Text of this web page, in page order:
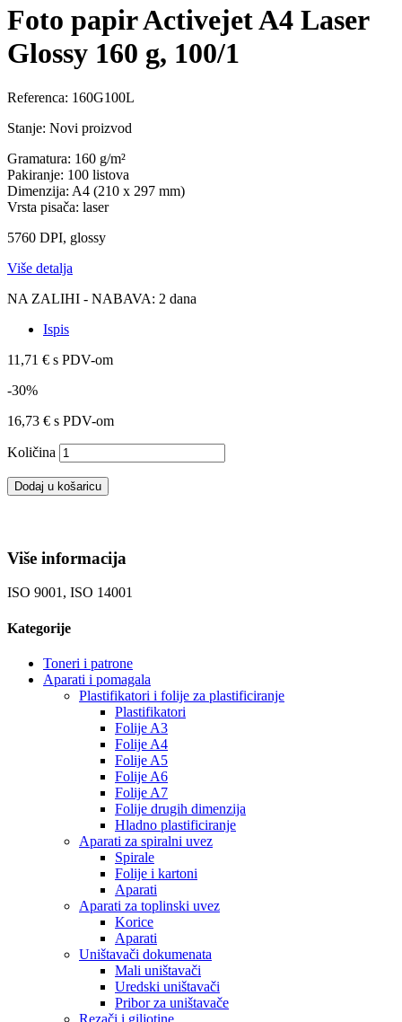
Foto papir Activejet A4 Laser
Glossy 160 g, 100/1
Referenca: 160G100L
Stanje: Novi proizvod
Gramatura: 160 g/m²
Pakiranje: 100 listova
Dimenzija: A4 (210 x 297 mm)
Vrsta pisača: laser
5760 DPI, glossy
Više detalja
NA ZALIHI - NABAVA: 2 dana
Ispis
11,71 € s PDV-om
-30%
16,73 € s PDV-om
Količina
Dodaj u košaricu
Više informacija
ISO 9001, ISO 14001
Kategorije
Toneri i patrone
Aparati i pomagala
Plastifikatori i folije za plastificiranje
Plastifikatori
Folije A3
Folije A4
Folije A5
Folije A6
Folije A7
Folije drugih dimenzija
Hladno plastificiranje
Aparati za spiralni uvez
Spirale
Folije i kartoni
Aparati
Aparati za toplinski uvez
Korice
Aparati
Uništavači dokumenata
Mali uništavači
Uredski uništavači
Pribor za uništavače
Rezači i giljotine